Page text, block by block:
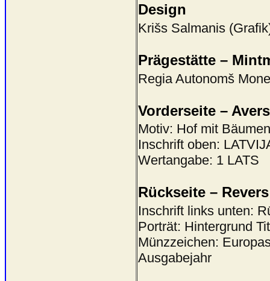
Design
Krišs Salmanis
Prägestätte –
Regia Autonomš
Vorderseite – Avers
Motiv: Hof mit
Inschrift oben:
Wertangabe: 1 LATS
Rückseite – Revers
Inschrift links unten:
Porträt: Hintergrund
Münzzeichen:
Ausgabejahr